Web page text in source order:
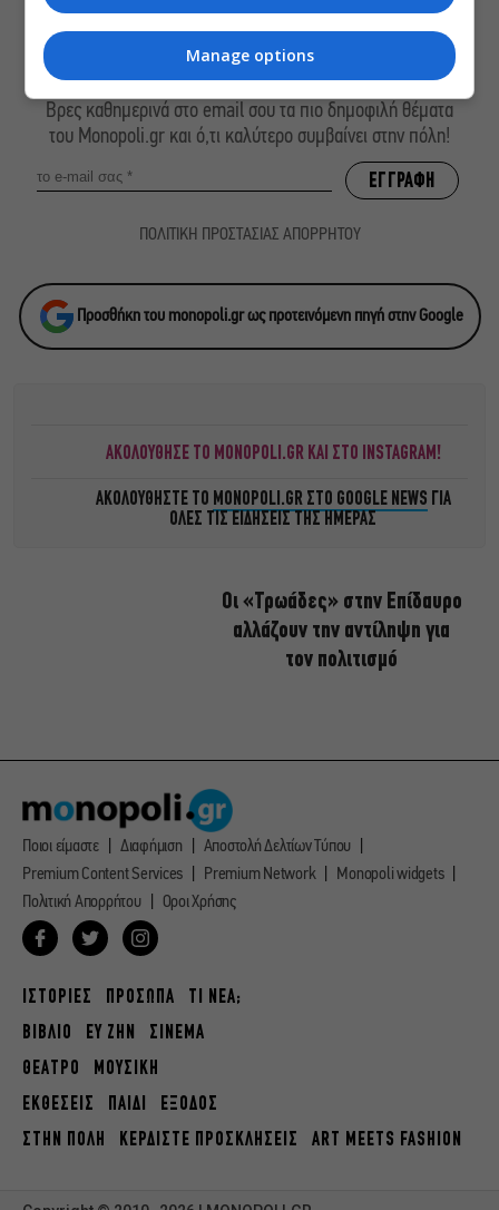
ΕΓΓΡΑΦΕΙΤΕ ΣΤΟ NEWSLETTER ΜΑΣ
Βρες καθημερινά στο email σου τα πιο δημοφιλή θέματα
του Monopoli.gr και ό,τι καλύτερο συμβαίνει στην πόλη!
ΠΟΛΙΤΙΚΗ ΠΡΟΣΤΑΣΙΑΣ ΑΠΟΡΡΗΤΟΥ
Προσθήκη του monopoli.gr ως προτεινόμενη πηγή στην Google
ΑΚΟΛΟΥΘΗΣΕ ΤΟ MONOPOLI.GR ΚΑΙ ΣΤΟ INSTAGRAM!
ΑΚΟΛΟΥΘΗΣΤΕ ΤΟ MONOPOLI.GR ΣΤΟ GOOGLE NEWS ΓΙΑ
ΟΛΕΣ ΤΙΣ ΕΙΔΗΣΕΙΣ ΤΗΣ ΗΜΕΡΑΣ
Οι «Τρωάδες» στην Επίδαυρο
αλλάζουν την αντίληψη για
τον πολιτισμό
Ποιοι είμαστε Διαφήμιση
Αποστολή Δελτίων Τύπου
Premium Content Services
Premium Network
Monopoli widgets
Πολιτική Απορρήτου
Οροι Χρήσης
ΙΣΤΟΡΙΕΣ ΠΡΟΣΩΠΑ
ΤΙ ΝΕΑ;
ΒΙΒΛΙΟ
ΕΥ ΖΗΝ
ΣΙΝΕΜΑ
ΘΕΑΤΡΟ
ΜΟΥΣΙΚΗ
ΕΚΘΕΣΕΙΣ
ΠΑΙΔΙ
ΕΞΟΔΟΣ
ΣΤΗΝ ΠΟΛΗ
ΚΕΡΔΙΣΤΕ ΠΡΟΣΚΛΗΣΕΙΣ ART MEETS FASHION
Manage options